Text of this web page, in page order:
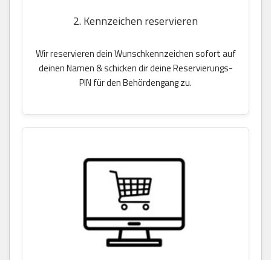
2. Kennzeichen reservieren
Wir reservieren dein Wunschkennzeichen sofort auf
deinen Namen & schicken dir deine Reservierungs-
PIN für den Behördengang zu.